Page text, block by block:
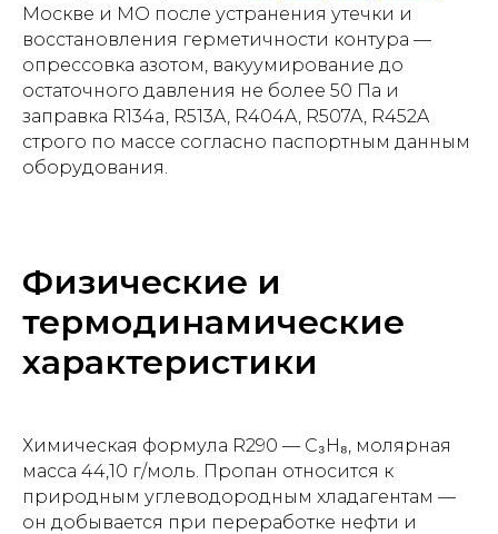
Москве и МО после устранения утечки и
восстановления герметичности контура —
опрессовка азотом, вакуумирование до
остаточного давления не более 50 Па и
заправка R134a, R513A, R404A, R507A, R452A
строго по массе согласно паспортным данным
оборудования.
Физические и
термодинамические
характеристики
Химическая формула R290 — C₃H₈, молярная
масса 44,10 г/моль. Пропан относится к
природным углеводородным хладагентам —
он добывается при переработке нефти и